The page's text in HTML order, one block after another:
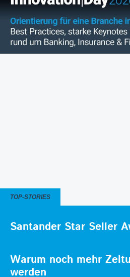
TOP-STORIES
Santander Star Seller
Warum noch mehr
werden